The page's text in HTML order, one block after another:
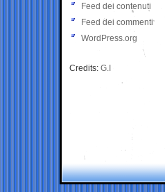
Feed dei contenuti
Feed dei commenti
WordPress.org
Credits: G.I